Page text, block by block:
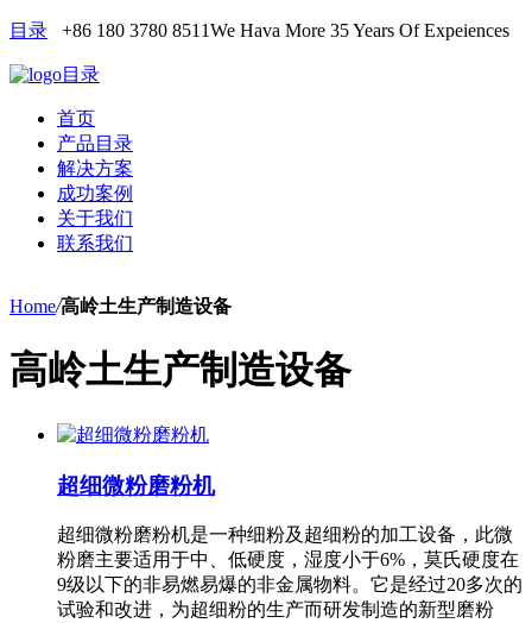
目录 +86 180 3780 8511We Hava More 35 Years Of Expeiences
目录
首页
产品目录
解决方案
成功案例
关于我们
联系我们
Home/高岭土生产制造设备
高岭土生产制造设备
超细微粉磨粉机
超细微粉磨粉机是一种细粉及超细粉的加工设备，此微
粉磨主要适用于中、低硬度，湿度小于6%，莫氏硬度在
9级以下的非易燃易爆的非金属物料。它是经过20多次的
试验和改进，为超细粉的生产而研发制造的新型磨粉